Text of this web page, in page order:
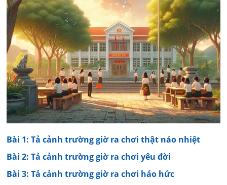
Bài 1: Tả cảnh trường giờ ra chơi thật náo nhiệt
Bài 2: Tả cảnh trường giờ ra chơi yêu đời
Bài 3: Tả cảnh trường giờ ra chơi háo hức